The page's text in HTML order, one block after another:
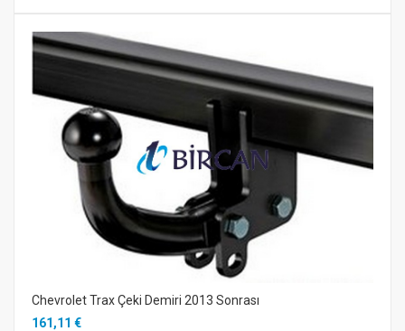
Chevrolet Trax Çeki Demiri 2013 Sonrası
161,11 €